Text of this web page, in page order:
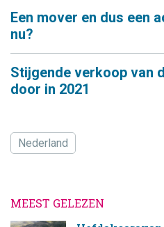
Een mover en dus een
nu?
Stijgende verkoop van
door in 2021
Nederland
MEEST GELEZEN